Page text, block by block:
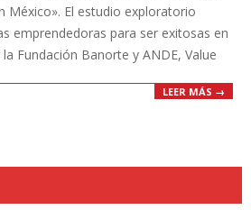
México». El estudio exploratorio
emprendedoras para ser exitosas en
Fundación Banorte y ANDE, Value
LEER MÁS →